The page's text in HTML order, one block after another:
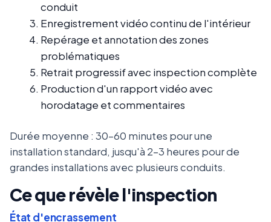
conduit
Enregistrement vidéo continu de l'intérieur
Repérage et annotation des zones
problématiques
Retrait progressif avec inspection complète
Production d'un rapport vidéo avec
horodatage et commentaires
Durée moyenne : 30-60 minutes pour une
installation standard, jusqu'à 2-3 heures pour de
grandes installations avec plusieurs conduits.
Ce que révèle l'inspection
État d'encrassement